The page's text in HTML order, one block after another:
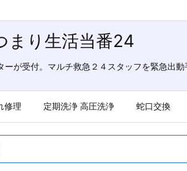
まり生活当番24
が受付。マルチ救急２４スタッフを緊急出動
修理 定期洗浄 高圧洗浄 蛇口交換